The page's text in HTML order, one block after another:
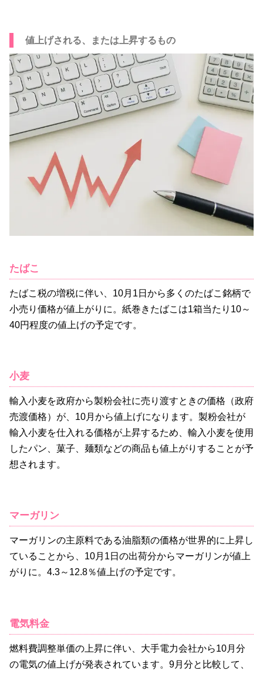
値上げされる、または上昇するもの
たばこ
たばこ税の増税に伴い、10月1日から多くのたばこ銘柄で
小売り価格が値上がりに。紙巻きたばこは1箱当たり10～
40円程度の値上げの予定です。
小麦
輸入小麦を政府から製粉会社に売り渡すときの価格（政府
売渡価格）が、10月から値上げになります。製粉会社が
輸入小麦を仕入れる価格が上昇するため、輸入小麦を使用
したパン、菓子、麺類などの商品も値上がりすることが予
想されます。
マーガリン
マーガリンの主原料である油脂類の価格が世界的に上昇し
ていることから、10月1日の出荷分からマーガリンが値上
がりに。4.3～12.8％値上げの予定です。
電気料金
燃料費調整単価の上昇に伴い、大手電力会社から10月分
の電気の値上げが発表されています。9月分と比較して、